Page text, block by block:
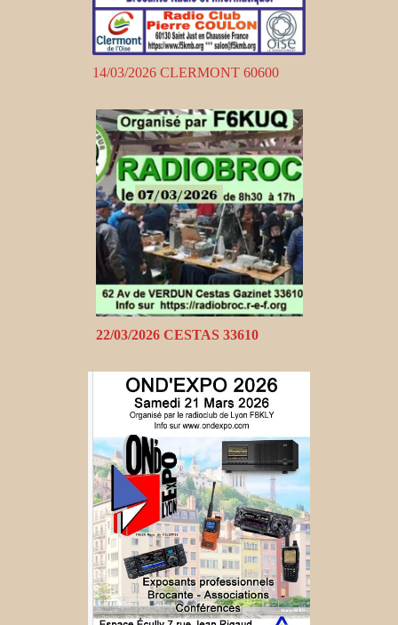
14/03/2026 CLERMONT 60600
22/03/2026 CESTAS 33610